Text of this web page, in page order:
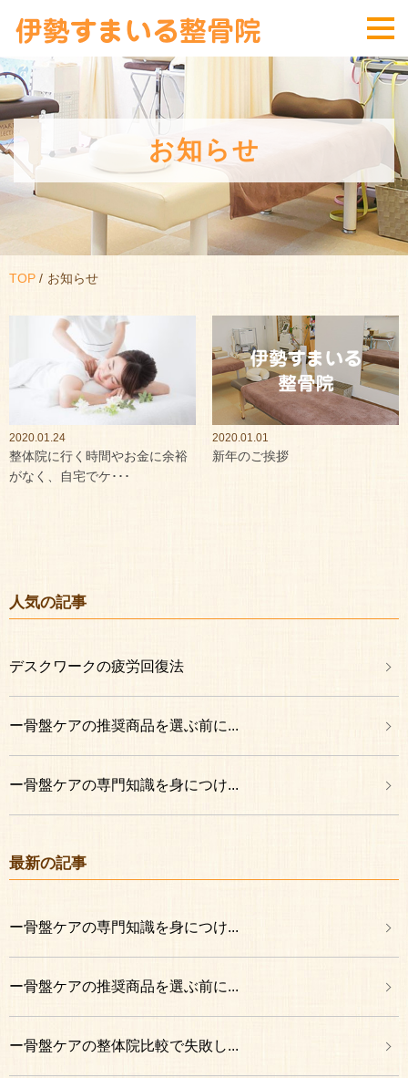
お知らせ
TOP お知らせ
2020.01.24
整体院に行く時間やお金に余裕
がなく、自宅でケ･･･
2020.01.01
新年のご挨拶
人気の記事
デスクワークの疲労回復法
ー骨盤ケアの推奨商品を選ぶ前に...
ー骨盤ケアの専門知識を身につけ...
最新の記事
ー骨盤ケアの専門知識を身につけ...
ー骨盤ケアの推奨商品を選ぶ前に...
ー骨盤ケアの整体院比較で失敗し...